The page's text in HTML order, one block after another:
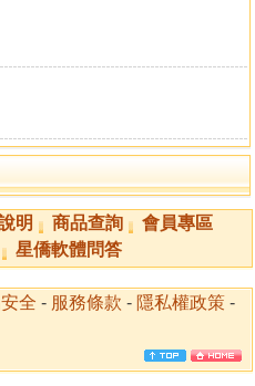
明 商品查詢
會員專區
星僑軟體問答
全 - 服務條款 - 隱私權政策 -